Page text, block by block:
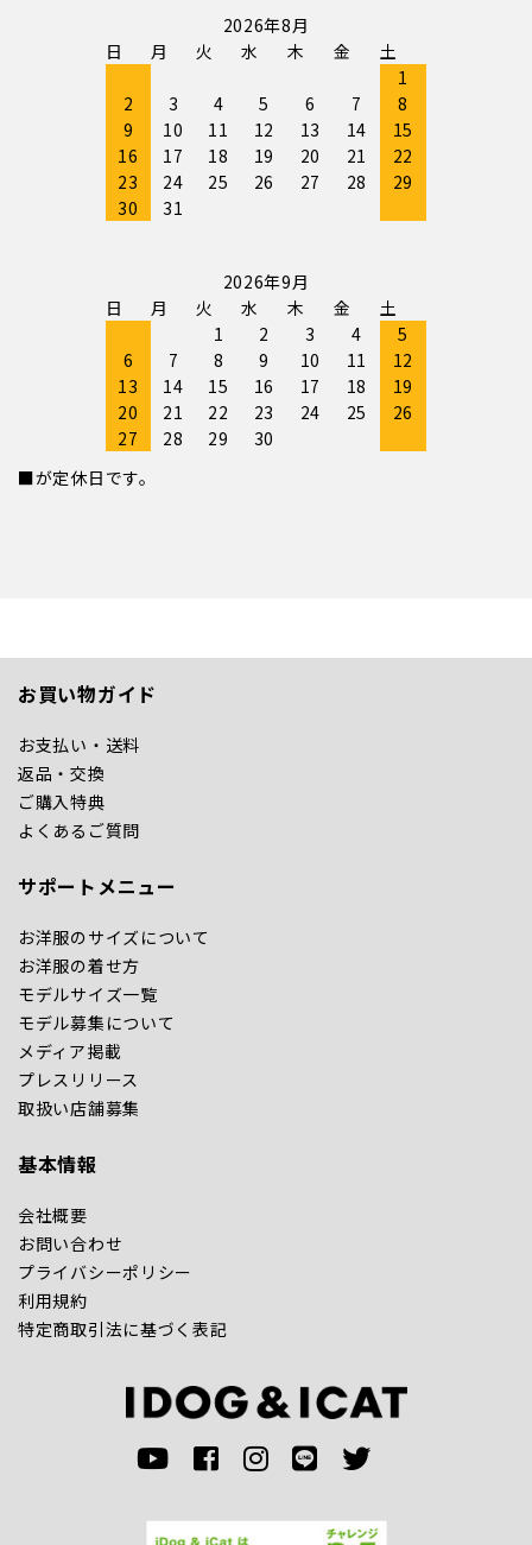
2026年8月
日
月 火 水 木 金
土
1
2
3 4 5 6 7
8
9
10 11 12 13 14
15
16
17 18 19 20 21
22
23
24 25 26 27 28
29
30
31
2026年9月
日
月 火 水 木 金
土
1
2 3 4
5
6
7 8 9 10 11
12
13
14 15 16 17 18
19
20
21 22 23 24 25
26
27
28 29
30
■が定休日です。
お買い物ガイド
お支払い・送料
返品・交換
ご購入特典
よくあるご質問
サポートメニュー
お洋服のサイズについて
お洋服の着せ方
モデルサイズ一覧
モデル募集について
メディア掲載
プレスリリース
取扱い店舗募集
基本情報
会社概要
お問い合わせ
プライバシーポリシー
利用規約
特定商取引法に基づく表記